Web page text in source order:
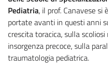
Pediatria, il prof. Canavese
portate avanti in questi anni
crescita toracica, sulla
insorgenza precoce, sulla
traumatologia pediatrica.